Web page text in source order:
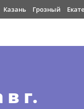
Казань Грозный
г.